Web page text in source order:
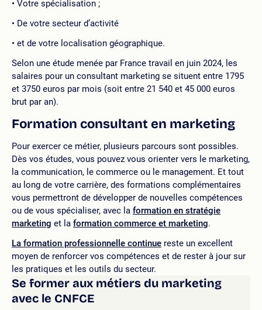
Votre spécialisation ;
De votre secteur d’activité
et de votre localisation géographique.
Selon une étude menée par France travail en juin 2024, les
salaires pour un consultant marketing se situent entre 1795
et 3750 euros par mois (soit entre 21 540 et 45 000 euros
brut par an).
Formation consultant en marketing
Pour exercer ce métier, plusieurs parcours sont possibles.
Dès vos études, vous pouvez vous orienter vers le marketing,
la communication, le commerce ou le management. Et tout
au long de votre carrière, des formations complémentaires
vous permettront de développer de nouvelles compétences
ou de vous spécialiser, avec la formation en stratégie
marketing et la formation commerce et marketing.
La formation professionnelle continue reste un excellent
moyen de renforcer vos compétences et de rester à jour sur
les pratiques et les outils du secteur.
Se former aux métiers du marketing
avec le CNFCE